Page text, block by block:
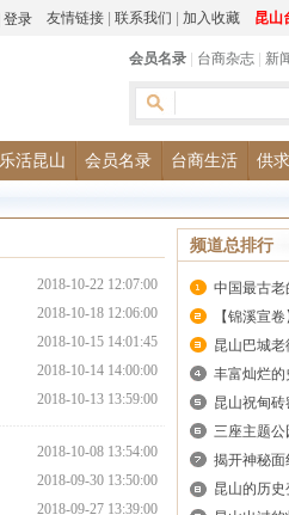
昆山
友情链接 联系我们 加入收藏
会员名录 台商杂志 新
乐活昆山 会员名录 台商生活 供
2018-10-22 12:07:00
2018-10-18 12:06:00
2018-10-15 14:01:45
2018-10-14 14:00:00
2018-10-13 13:59:00
2018-10-08 13:54:00
2018-09-30 13:50:00
2018-09-27 13:39:00
频道总排行
中国最古
【锦溪宣卷
昆山巴城老
丰富灿烂的
昆山祝甸
最高奖项
三座主题公
揭开神秘
昆山的历史